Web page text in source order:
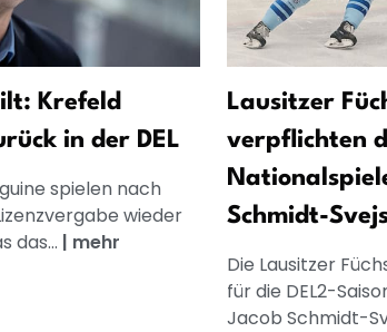
Krefeld
in der DEL
spielen nach
wieder
das... | mehr
Lausitzer
verpflichten
Schmidt-
Die Lausitzer
für die DEL2-
Jacob Schmidt-